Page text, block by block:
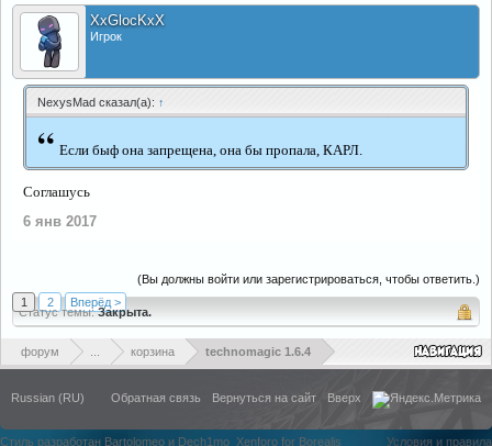
XxGlocKxX
Игрок
NexysMad сказал(а): ↑
“ Если быф она запрещена, она бы пропала, КАРЛ.
Соглашусь
6 янв 2017
(Вы должны войти или зарегистрироваться, чтобы ответить.)
1
2 Вперёд >
Статус темы: Закрыта.
форум корзина technomagic 1.6.4
Russian (RU) Обратная связь Вернуться на сайт Вверх
Стиль разработан Bartolomeo и Dech1mo Xenforo for Borealis Условия и правила